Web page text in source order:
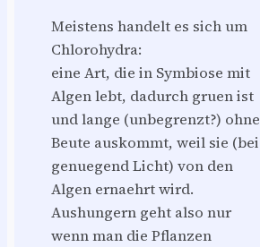
Meistens handelt es sich um
Chlorohydra:
eine Art, die in Symbiose mit
Algen lebt, dadurch gruen ist
und lange (unbegrenzt?) ohne
Beute auskommt, weil sie (bei
genuegend Licht) von den
Algen ernaehrt wird.
Aushungern geht also nur
wenn man die Pflanzen